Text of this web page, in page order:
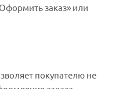
заказ» или
покупателю не